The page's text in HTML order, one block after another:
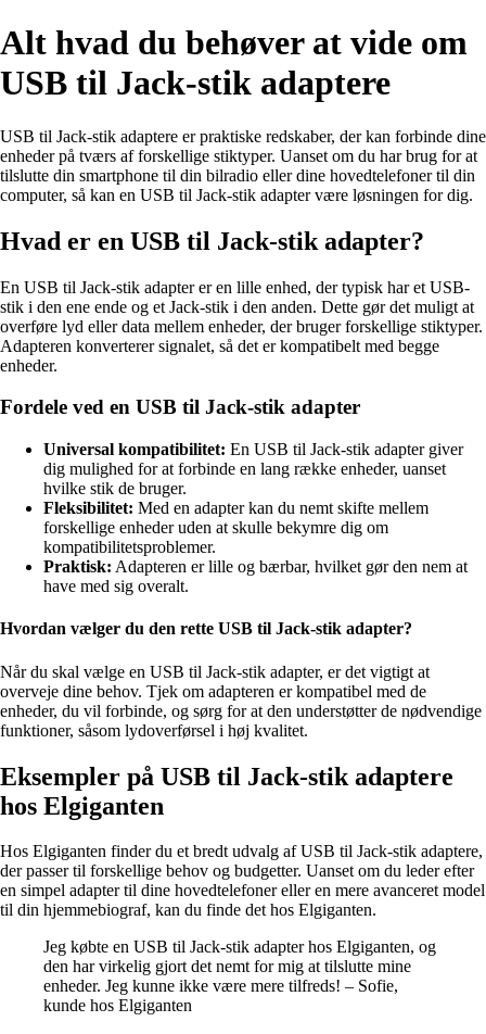
Alt hvad du behøver at vide om
USB til Jack-stik adaptere
USB til Jack-stik adaptere er praktiske redskaber, der kan forbinde dine
enheder på tværs af forskellige stiktyper. Uanset om du har brug for at
tilslutte din smartphone til din bilradio eller dine hovedtelefoner til din
computer, så kan en USB til Jack-stik adapter være løsningen for dig.
Hvad er en USB til Jack-stik adapter?
En USB til Jack-stik adapter er en lille enhed, der typisk har et USB-
stik i den ene ende og et Jack-stik i den anden. Dette gør det muligt at
overføre lyd eller data mellem enheder, der bruger forskellige stiktyper.
Adapteren konverterer signalet, så det er kompatibelt med begge
enheder.
Fordele ved en USB til Jack-stik adapter
Universal kompatibilitet: En USB til Jack-stik adapter giver
dig mulighed for at forbinde en lang række enheder, uanset
hvilke stik de bruger.
Fleksibilitet: Med en adapter kan du nemt skifte mellem
forskellige enheder uden at skulle bekymre dig om
kompatibilitetsproblemer.
Praktisk: Adapteren er lille og bærbar, hvilket gør den nem at
have med sig overalt.
Hvordan vælger du den rette USB til Jack-stik adapter?
Når du skal vælge en USB til Jack-stik adapter, er det vigtigt at
overveje dine behov. Tjek om adapteren er kompatibel med de
enheder, du vil forbinde, og sørg for at den understøtter de nødvendige
funktioner, såsom lydoverførsel i høj kvalitet.
Eksempler på USB til Jack-stik adaptere
hos Elgiganten
Hos Elgiganten finder du et bredt udvalg af USB til Jack-stik adaptere,
der passer til forskellige behov og budgetter. Uanset om du leder efter
en simpel adapter til dine hovedtelefoner eller en mere avanceret model
til din hjemmebiograf, kan du finde det hos Elgiganten.
Jeg købte en USB til Jack-stik adapter hos Elgiganten, og
den har virkelig gjort det nemt for mig at tilslutte mine
enheder. Jeg kunne ikke være mere tilfreds! – Sofie,
kunde hos Elgiganten